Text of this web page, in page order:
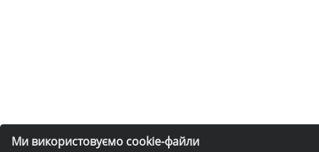
Ми використовуємо cookie-файли